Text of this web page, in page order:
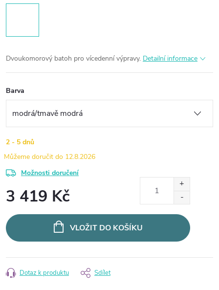
Dvoukomorový batoh pro vícedenní výpravy. Detailní informace
Barva
2 - 5 dnů
12.8.2026
Možnosti doručení
3 419 Kč
cena:
VLOŽIT DO KOŠÍKU
Dotaz k produktu Sdílet